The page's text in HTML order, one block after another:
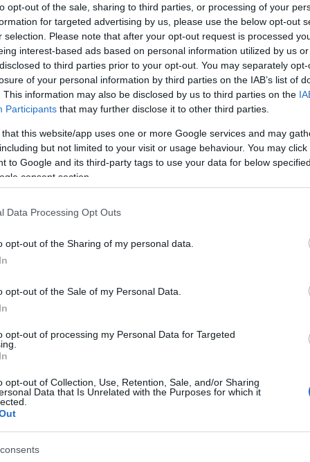
opt-out of the sale, sharing to third parties, or processing of your
for targeted advertising by us, please use the below opt-out
selection. Please note that after your opt-out request is processed
interest-based ads based on personal information utilized by us
to third parties prior to your opt-out. You may separately
of your personal information by third parties on the IAB’s list of
This information may also be disclosed by us to third parties on the
Participants that may further disclose it to other third parties.
that this website/app uses one or more Google services and may
but not limited to your visit or usage behaviour. You may
to Google and its third-party tags to use your data for below
consent section.
Data Processing Opt Outs
opt-out of the Sharing of my personal data.
opt-out of the Sale of my Personal Data.
opt-out of processing my Personal Data for Targeted
opt-out of Collection, Use, Retention, Sale, and/or Sharing
Data that Is Unrelated with the Purposes for which it
nuove guardie della NBA moderna. Forte
le sue qualità migliori. Oltre a essere
è famoso per il suo sangue freddo nei
di segnare canestri, anche all’ultimo
finali venissero soprannominati “Dame